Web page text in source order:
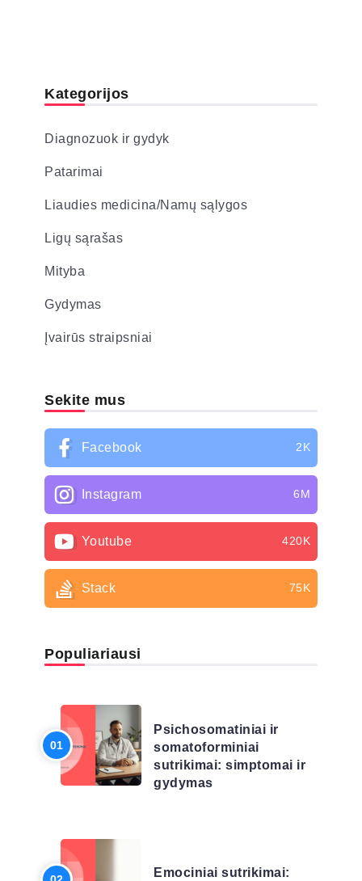
Kategorijos
Diagnozuok ir gydyk
Patarimai
Liaudies medicina/Namų sąlygos
Ligų sąrašas
Mityba
Gydymas
Įvairūs straipsniai
Sekite mus
Facebook 2K
Instagram 6M
Youtube 420K
Stack 75K
Populiariausi
Psichosomatiniai ir
somatoforminiai
sutrikimai: simptomai ir
gydymas
Emociniai sutrikimai: